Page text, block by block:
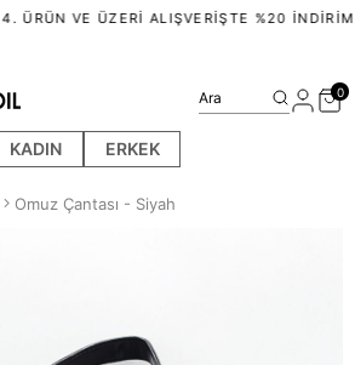
4. ÜRÜN VE ÜZERI ALIŞVERIŞTE %20 İNDIRIM
KADIN ERKEK
Ara 0
Omuz Çantası - Siyah